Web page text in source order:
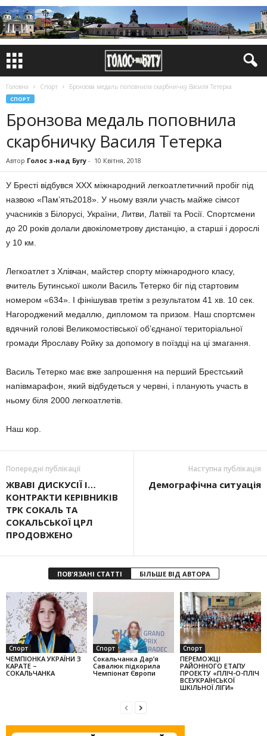
Головна Спорт Бронзова медаль поповнила скарбничку Василя Тетерка
СПОРТ
Бронзова медаль поповнила
скарбничку Василя Тетерка
Автор Голос з-над Бугу - 10 Квітня, 2018
У Бресті відбувся XXX міжнародний легкоатлетичний пробіг під
назвою «Пам’ять2018». У ньому взяли участь майже сімсот
учасників з Білорусі, України, Литви, Латвії та Росії. Спортсмени
до 20 років долали двокілометрову дистанцію, а старші і дорослі
у 10 км.
Легкоатлет з Хлівчан, майстер спорту міжнародного класу,
вчитель Бутинської школи Василь Тетерко біг під стартовим
номером «634». І фінішував третім з результатом 41 хв. 10 сек.
Нагороджений медаллю, дипломом та призом. Наш спортсмен
вдячний голові Великомостівської об’єднаної територіальної
громади Ярославу Ройку за допомогу в поїздці на ці змагання.
Василь Тетерко має вже запрошення на перший Брестський
напівмарафон, який відбудеться у червні, і планують участь в
ньому біля 2000 легкоатлетів.
Наш кор.
Попередні публікації
ЖВАВІ ДИСКУСІЇ І…
КОНТРАКТИ КЕРІВНИКІВ
ТРК СОКАЛЬ ТА
СОКАЛЬСЬКОЇ ЦРЛ
ПРОДОВЖЕНО
Наступна публікація
Демографічна ситуація
ПОВ'ЯЗАНІ СТАТТІ БІЛЬШЕ ВІД АВТОРА
Спорт
ЧЕМПІОНКА УКРАЇНИ З
КАРАТЕ –
СОКАЛЬЧАНКА
Спорт
Сокальчанка Дар’я
Савалюк підкорила
Чемпіонат Європи
Спорт
ПЕРЕМОЖЦІ
РАЙОННОГО ЕТАПУ
ПРОЕКТУ «ПЛІЧ-О-ПЛІЧ
ВСЕУКРАЇНСЬКОЇ
ШКІЛЬНОЇ ЛІГИ»